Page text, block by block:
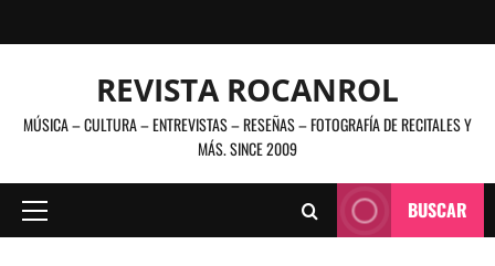
al
REVISTA ROCANROL
MÚSICA – CULTURA – ENTREVISTAS – RESEÑAS – FOTOGRAFÍA DE RECITALES Y
MÁS. SINCE 2009
Menú
BUSCAR